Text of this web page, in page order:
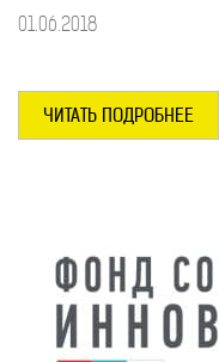
01.06.2018
ЧИТАТЬ ПОДРОБНЕЕ